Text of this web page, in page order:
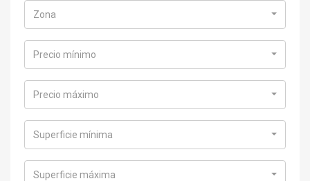
Zona
Precio mínimo
Precio máximo
Superficie mínima
Superficie máxima